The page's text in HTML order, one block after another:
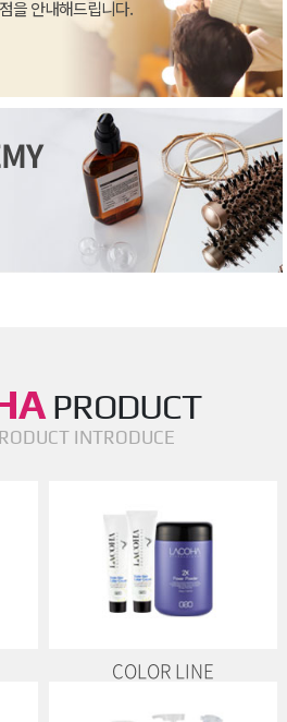
을 안내해드립니다.
PRODUCT
INTRODUCE
COLOR LINE